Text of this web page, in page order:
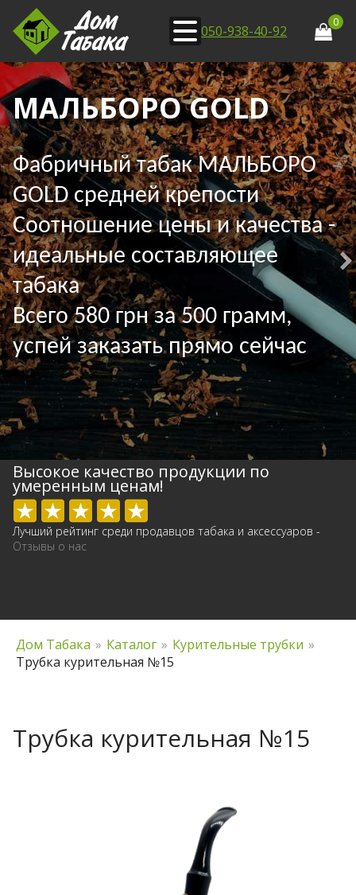
050-938-40-92
0
МАЛЬБОРО GOLD
Фабричный табак МАЛЬБОРО
GOLD средней крепости
Соотношение цены и качества -
идеальные составляющее
табака
Всего 580 грн за 500 грамм,
успей заказать прямо сейчас
Высокое качество продукции по
умеренным ценам!
Лучший рейтинг среди продавцов табака и аксессуаров -
Отзывы о нас
Дом Табака » Каталог » Курительные трубки »
Трубка курительная №15
Трубка курительная №15